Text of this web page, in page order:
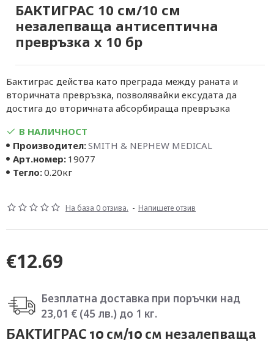
БАКТИГРАС 10 см/10 см
незалепваща антисептична
превръзка х 10 бр
В НАЛИЧНОСТ
Производител:SMITH & NEPHEW MEDICAL
Арт.номер: 19077
Тегло:0.20кг
На база 0 отзива. - Напишете отзив
€12.69
Бактиграс действа като преграда между раната и
вторичната превръзка, позволявайки ексудата да
достига до вторичната абсорбираща превръзка
Безплатна доставка при поръчки над
23,01 € (45 лв.) до 1 кг.
БАКТИГРАС 10 см/10 см незалепваща